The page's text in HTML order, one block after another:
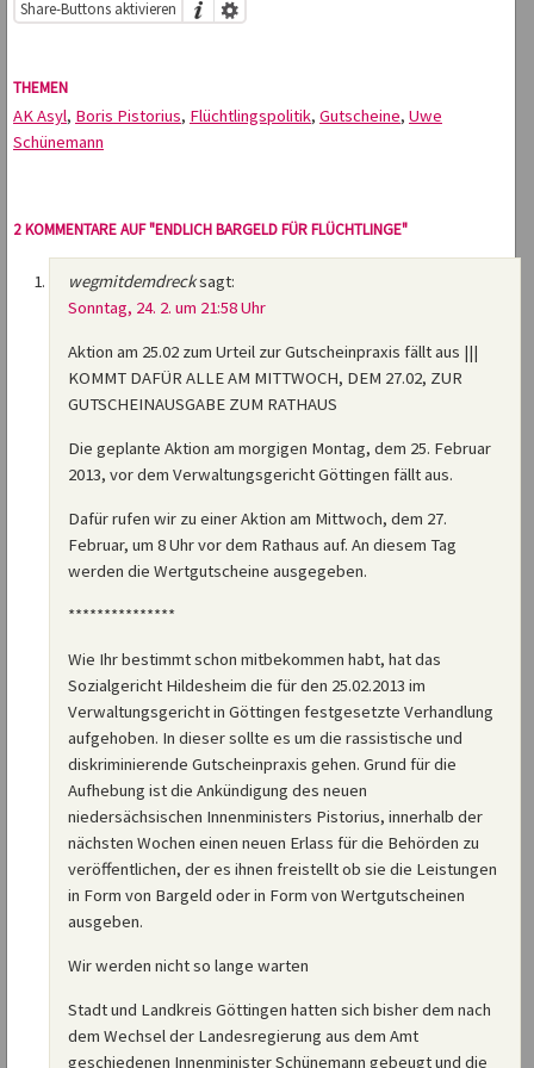
Share-Buttons aktivieren
THEMEN
AK Asyl, Boris Pistorius, Flüchtlingspolitik, Gutscheine, Uwe
Schünemann
2 KOMMENTARE AUF "ENDLICH BARGELD FÜR FLÜCHTLINGE"
wegmitdemdrecksagt:
Sonntag, 24. 2. um 21:58 Uhr
Aktion am 25.02 zum Urteil zur Gutscheinpraxis fällt aus |||
KOMMT DAFÜR ALLE AM MITTWOCH, DEM 27.02, ZUR
GUTSCHEINAUSGABE ZUM RATHAUS
Die geplante Aktion am morgigen Montag, dem 25. Februar
2013, vor dem Verwaltungsgericht Göttingen fällt aus.
Dafür rufen wir zu einer Aktion am Mittwoch, dem 27.
Februar, um 8 Uhr vor dem Rathaus auf. An diesem Tag
werden die Wertgutscheine ausgegeben.
***************
Wie Ihr bestimmt schon mitbekommen habt, hat das
Sozialgericht Hildesheim die für den 25.02.2013 im
Verwaltungsgericht in Göttingen festgesetzte Verhandlung
aufgehoben. In dieser sollte es um die rassistische und
diskriminierende Gutscheinpraxis gehen. Grund für die
Aufhebung ist die Ankündigung des neuen
niedersächsischen Innenministers Pistorius, innerhalb der
nächsten Wochen einen neuen Erlass für die Behörden zu
veröffentlichen, der es ihnen freistellt ob sie die Leistungen
in Form von Bargeld oder in Form von Wertgutscheinen
ausgeben.
Wir werden nicht so lange warten
Stadt und Landkreis Göttingen hatten sich bisher dem nach
dem Wechsel der Landesregierung aus dem Amt
geschiedenen Innenminister Schünemann gebeugt und die